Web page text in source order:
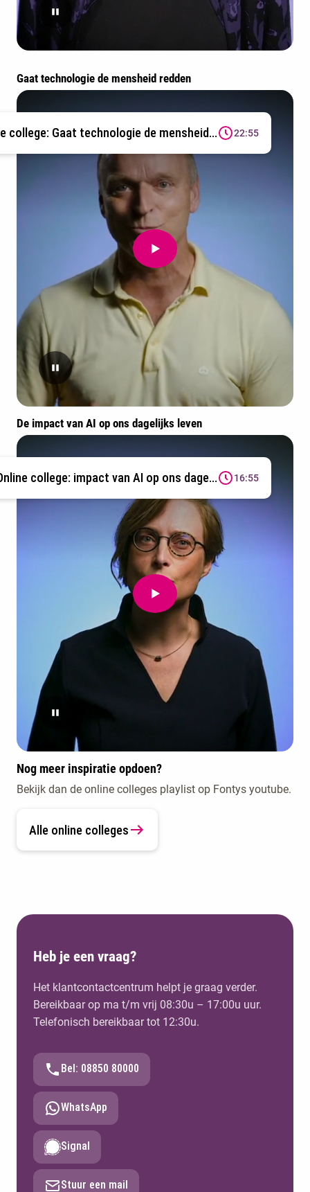
Gaat technologie de mensheid redden
college: Gaat technologie de mensheid... 22:55
De impact van AI op ons dagelijks leven
college: impact van AI op ons dage... 16:55
Nog meer inspiratie opdoen?
Bekijk dan de online colleges playlist op Fontys youtube.
Alle online colleges
Heb je een vraag?
Het klantcontactcentrum helpt je graag verder.
Bereikbaar op ma t/m vrij 08:30u – 17:00u uur.
Telefonisch bereikbaar tot 12:30u.
Bel: 08850 80000
WhatsApp
Signal
Stuur een mail